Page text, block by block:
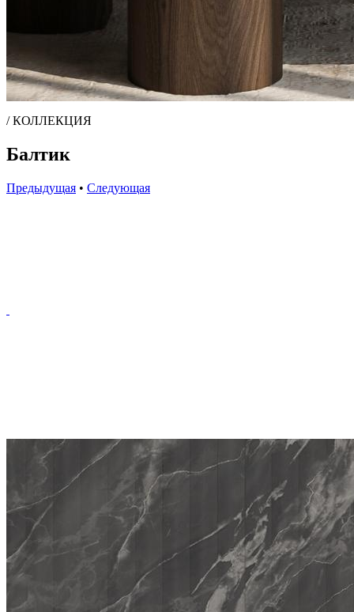
/ КОЛЛЕКЦИЯ
Балтик
Предыдущая • Следующая